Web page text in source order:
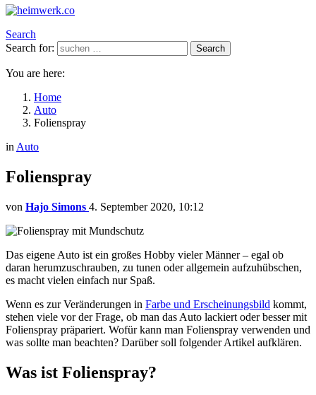
Search
Search for:
Search
You are here:
Home
Auto
Folienspray
in Auto
Folienspray
von Hajo Simons 4. September 2020, 10:12
Das eigene Auto ist ein großes Hobby vieler Männer – egal ob
daran herumzuschrauben, zu tunen oder allgemein aufzuhübschen,
es macht vielen einfach nur Spaß.
Wenn es zur Veränderungen in Farbe und Erscheinungsbild kommt,
stehen viele vor der Frage, ob man das Auto lackiert oder besser mit
Folienspray präpariert. Wofür kann man Folienspray verwenden und
was sollte man beachten? Darüber soll folgender Artikel aufklären.
Was ist Folienspray?